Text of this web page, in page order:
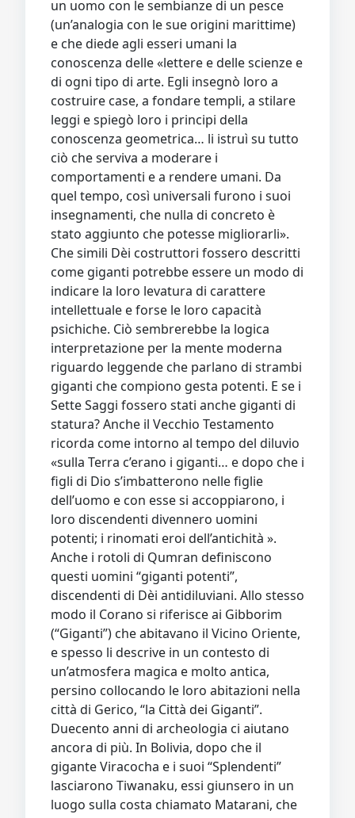
un uomo con le sembianze di un pesce
(un’analogia con le sue origini marittime)
e che diede agli esseri umani la
conoscenza delle «lettere e delle scienze e
di ogni tipo di arte. Egli insegnò loro a
costruire case, a fondare templi, a stilare
leggi e spiegò loro i principi della
conoscenza geometrica… li istruì su tutto
ciò che serviva a moderare i
comportamenti e a rendere umani. Da
quel tempo, così universali furono i suoi
insegnamenti, che nulla di concreto è
stato aggiunto che potesse migliorarli».
Che simili Dèi costruttori fossero descritti
come giganti potrebbe essere un modo di
indicare la loro levatura di carattere
intellettuale e forse le loro capacità
psichiche. Ciò sembrerebbe la logica
interpretazione per la mente moderna
riguardo leggende che parlano di strambi
giganti che compiono gesta potenti. E se i
Sette Saggi fossero stati anche giganti di
statura? Anche il Vecchio Testamento
ricorda come intorno al tempo del diluvio
«sulla Terra c’erano i giganti… e dopo che i
figli di Dio s’imbatterono nelle figlie
dell’uomo e con esse si accoppiarono, i
loro discendenti divennero uomini
potenti; i rinomati eroi dell’antichità ».
Anche i rotoli di Qumran definiscono
questi uomini “giganti potenti”,
discendenti di Dèi antidiluviani. Allo stesso
modo il Corano si riferisce ai Gibborim
(“Giganti”) che abitavano il Vicino Oriente,
e spesso li descrive in un contesto di
un’atmosfera magica e molto antica,
persino collocando le loro abitazioni nella
città di Gerico, “la Città dei Giganti”.
Duecento anni di archeologia ci aiutano
ancora di più. In Bolivia, dopo che il
gigante Viracocha e i suoi “Splendenti”
lasciarono Tiwanaku, essi giunsero in un
luogo sulla costa chiamato Matarani, che